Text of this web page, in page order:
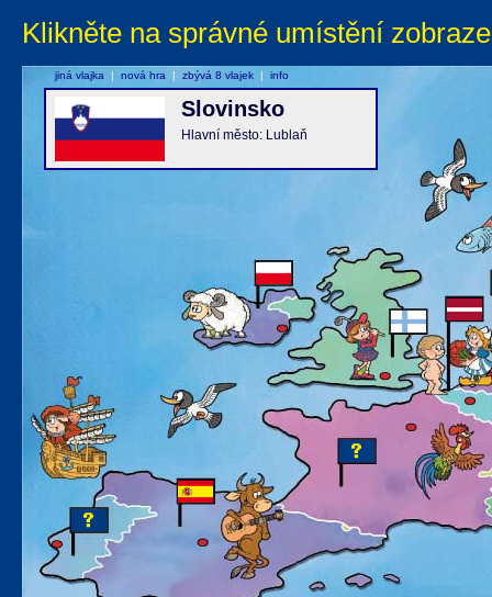
Klikněte na správné umístění
Slovinsko
Hlavní město: Lublaň
jiná vlajka | nová hra | zbývá 8 vlajek | info